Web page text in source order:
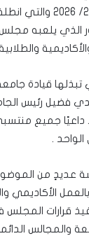
للعام الجامعي
الذي يلعبه
قيادة
فضيل رئيس
داعيًا جميع
.
عديدٍ من
الأكاديمي
قرارات المجلس
والمجالس